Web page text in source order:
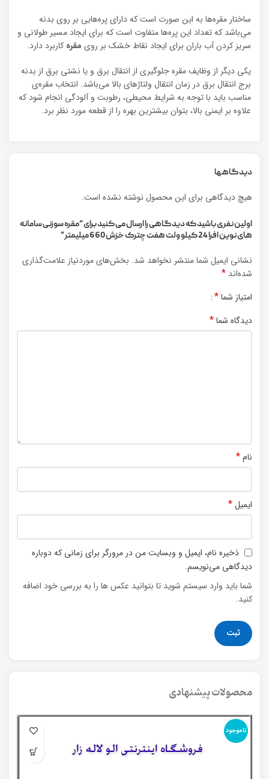
ساختار مقره‌ها به این صورت است که دارای پره‌هایی بر روی بدنه
می‌باشد که تعداد این پره‌ها متفاوت است که برای ایجاد مسیر طولانی و
سریز کردن آب باران برای ایجاد نقاط خشک بر روی مقره کاربرد دارد.
یکی دیگر از وظایف مقره جلوگیری از انتقال برق و یا نشتی برق از بدنه
برج انتقال برق در زمان انتقال ولتاژ‌های بالا می‌باشد. انتخاب مقره‌ی
مناسب باید با توجه به شرایط محیطی، رطوبت و آلودگی انجام شود که
علاوه بر ایمنی بالا، بتوان بیشترین بهره را از قطعه مورد نظر برد.
دیدگاهها
هیچ دیدگاهی برای این محصول نوشته نشده است.
اولین نفری باشید که دیدگاهی را ارسال می کنید برای “مقره سوزنی سامانه
های نوین افرا 24 کیلو ولت هفت چترک خزش 660 میلیمتر”
نشانی ایمیل شما منتشر نخواهد شد. بخش‌های موردنیاز علامت‌گذاری
شده‌اند *
امتیاز شما*
دیدگاه شما*
نام*
ایمیل*
ذخیره نام، ایمیل و وبسایت من در مرورگر برای زمانی که دوباره
دیدگاهی می‌نویسم.
شما باید وارد سیستم شوید تا بتوانید عکس ها را به بررسی خود اضافه
کنید.
محصولات پیشنهادی
ناموجود